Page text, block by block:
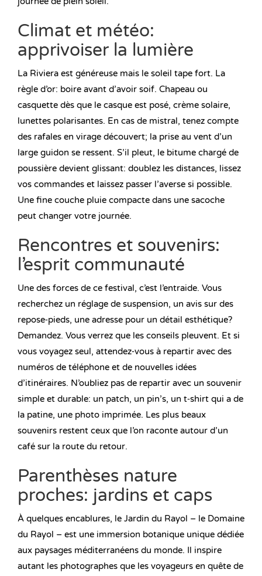
Climat et météo:
apprivoiser la lumière
La Riviera est généreuse mais le soleil tape fort. La
règle d’or: boire avant d’avoir soif. Chapeau ou
casquette dès que le casque est posé, crème solaire,
lunettes polarisantes. En cas de mistral, tenez compte
des rafales en virage découvert; la prise au vent d’un
large guidon se ressent. S’il pleut, le bitume chargé de
poussière devient glissant: doublez les distances, lissez
vos commandes et laissez passer l’averse si possible.
Une fine couche pluie compacte dans une sacoche
peut changer votre journée.
Rencontres et souvenirs:
l’esprit communauté
Une des forces de ce festival, c’est l’entraide. Vous
recherchez un réglage de suspension, un avis sur des
repose‑pieds, une adresse pour un détail esthétique?
Demandez. Vous verrez que les conseils pleuvent. Et si
vous voyagez seul, attendez‑vous à repartir avec des
numéros de téléphone et de nouvelles idées
d’itinéraires. N’oubliez pas de repartir avec un souvenir
simple et durable: un patch, un pin’s, un t‑shirt qui a de
la patine, une photo imprimée. Les plus beaux
souvenirs restent ceux que l’on raconte autour d’un
café sur la route du retour.
Parenthèses nature
proches: jardins et caps
À quelques encablures, le Jardin du Rayol – le Domaine
du Rayol – est une immersion botanique unique dédiée
aux paysages méditerranéens du monde. Il inspire
autant les photographes que les voyageurs en quête de